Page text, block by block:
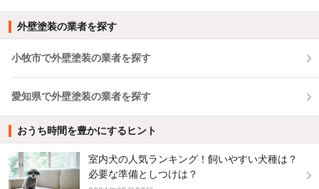
外壁塗装の業者を探す
小牧市で外壁塗装の業者を探す
愛知県で外壁塗装の業者を探す
おうち時間を豊かにするヒント
室内犬の人気ランキング！飼いやすい犬種は？
必要な準備としつけは？